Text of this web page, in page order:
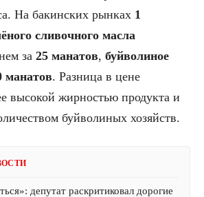
На бакинских рынках 1
сливочного масла
за 25 манатов, буйволиное
манатов. Разница в цене
высокой жирностью продукта и
буйволиных хозяйств.
депутат раскритиковал дорогие